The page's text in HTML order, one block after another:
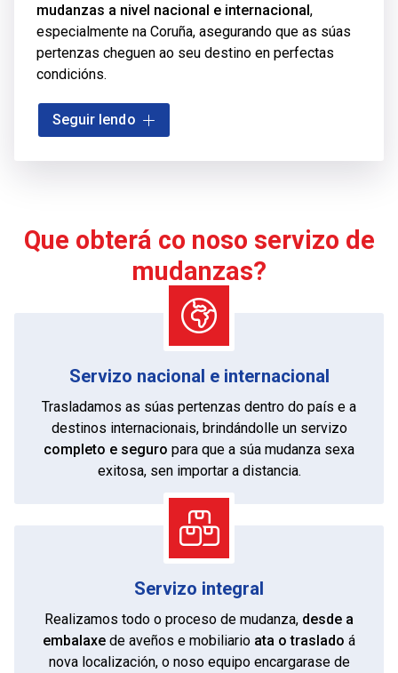
mudanzas a nivel nacional e internacional,
especialmente na Coruña, asegurando que as súas
pertenzas cheguen ao seu destino en perfectas
condicións.
Coa nosa empresa de mudanzas terá unha total
seguridade, posto que en cada traslado contamos
Seguir lendo
Que obterá co noso servizo de
mudanzas?
Servizo nacional e internacional
Trasladamos as súas pertenzas dentro do país e a
destinos internacionais, brindándolle un servizo
completo e seguro para que a súa mudanza sexa
exitosa, sen importar a distancia.
Servizo integral
Realizamos todo o proceso de mudanza, desde a
embalaxe de aveños e mobiliario ata o traslado á
nova localización, o noso equipo encargarase de